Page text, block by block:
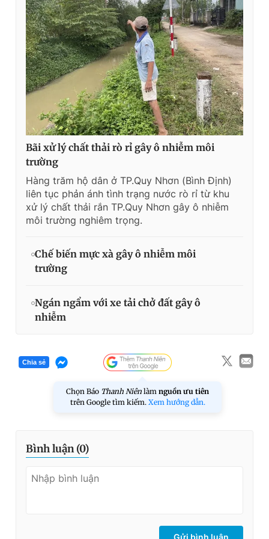
Bãi xử lý chất thải rò rỉ gây ô nhiễm môi
trường
Hàng trăm hộ dân ở TP.Quy Nhơn (Bình Định)
liên tục phản ánh tình trạng nước rò rỉ từ khu
xử lý chất thải rắn TP.Quy Nhơn gây ô nhiễm
môi trường nghiêm trọng.
Chế biến mực xà gây ô nhiễm môi
trường
Ngán ngẩm với xe tải chở đất gây ô
nhiễm
Chia sẻ
Chọn Báo Thanh Niên làm nguồn ưu tiên
trên Google tìm kiếm. Xem hướng dẫn.
Bình luận (0)
Gửi bình luận